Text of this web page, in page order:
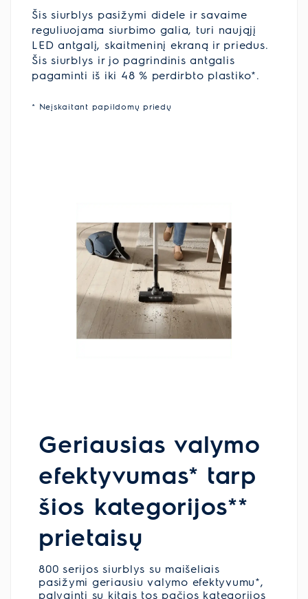
Šis siurblys pasižymi didele ir savaime
reguliuojama siurbimo galia, turi naująjį
LED antgalį, skaitmeninį ekraną ir priedus.
Šis siurblys ir jo pagrindinis antgalis
pagaminti iš iki 48 % perdirbto plastiko*.
* Neįskaitant papildomų priedų​
Geriausias valymo
efektyvumas* tarp
šios kategorijos**
prietaisų
800 serijos siurblys su maišeliais
pasižymi geriausiu valymo efektyvumu*,
palyginti su kitais tos pačios kategorijos